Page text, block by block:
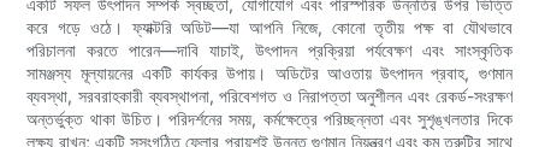
একটি সফল উৎপাদন সম্পর্ক স্বচ্ছতা, যোগাযোগ এবং পারস্পরিক উন্নতির উপর ভিত্তি
করে গড়ে ওঠে। ফ্যাক্টরি অডিট—যা আপনি নিজে, কোনো তৃতীয় পক্ষ বা যৌথভাবে
পরিচালনা করতে পারেন—দাবি যাচাই, উৎপাদন প্রক্রিয়া পর্যবেক্ষণ এবং সাংস্কৃতিক
সামঞ্জস্য মূল্যায়নের একটি কার্যকর উপায়। অডিটের আওতায় উৎপাদন প্রবাহ, গুণমান
ব্যবস্থা, সরবরাহকারী ব্যবস্থাপনা, পরিবেশগত ও নিরাপত্তা অনুশীলন এবং রেকর্ড-সংরক্ষণ
অন্তর্ভুক্ত থাকা উচিত। পরিদর্শনের সময়, কর্মক্ষেত্রে পরিচ্ছন্নতা এবং সুশৃঙ্খলতার দিকে
লক্ষ্য রাখুন; একটি সুসংগঠিত ফ্লোর প্রায়শই উন্নত গুণমান নিয়ন্ত্রণ এবং কম ত্রুটির সাথে